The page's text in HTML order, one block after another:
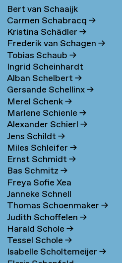
Bert van Schaaijk
Carmen Schabracq→
Kristina Schädler→
Frederik van Schagen→
Tobias Schaub→
Ingrid Scheinhardt
Alban Schelbert→
Gersande Schellinx→
Merel Schenk→
Marlene Schienle→
Alexander Schierl→
Jens Schildt→
Miles Schleifer→
Ernst Schmidt→
Bas Schmitz→
Freya Sofie Xea
Schneevoigt→
Janneke Schnell
Thomas Schoenmaker→
Judith Schoffelen→
Harald Schole→
Tessel Schole→
Isabelle Scholtemeijer→